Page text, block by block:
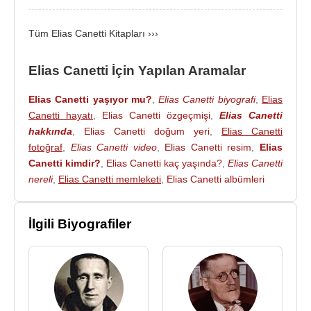
yılında burada toprağa verildi. Canetti, vasiyeti
gömüldü.
Nobel Ödülüdahil bir çok ödülün de sahibi olan
usta yazar 20. yüzyılın toplum ve insan psikolojisine
ışık tutan bir çok değerli eser bırakmıştır.
"insan, tek bir insanda tüm
dünyanın mutsuzluğunu
yakalayabilir ve o insandan
vazgeçilmiş değildir ve o insan
soluk aldığı sürece dünya da soluk
alır"
Tüm Elias Canetti Kitapları ›››
Elias Canetti İçin Yapılan Aramalar
Elias Canetti yaşıyor mu? ,Elias Canetti biyografi, Elias
Canetti hayatı
Elias Canetti özgeçmişi
Elias Canetti
hakkında
Elias Canetti doğum yeri
Elias Canetti
fotoğraf
Elias Canetti video, Elias Canetti resim
Elias
Canetti kimdir?
Elias Canetti kaç yaşında? Elias Canetti
nereli, Elias Canetti memleketi Elias Canetti albümleri
İlgili Biyografiler